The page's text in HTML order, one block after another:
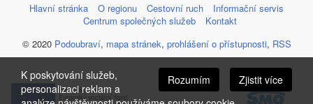
Hlavní stránka O regionu Cestovní ruch
Informační servis
Centrum společných služeb
Kontakt
© 2020 Podoubraví, mapa stránek, prohlášení o přístupnosti, RSS
Zjistit více
Rozumím
K poskytování služeb,
personalizaci reklam a